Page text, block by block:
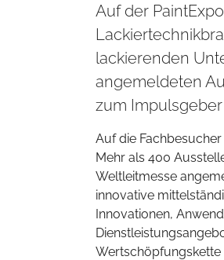
Auf der
lackierenden
angemeldeten
zum
Auf die
Mehr als 400
Weltleitmesse
innovative
Innovationen,
Wertschöpfungskette